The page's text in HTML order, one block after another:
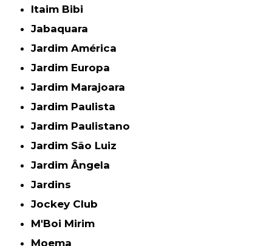
Itaim Bibi
Jabaquara
Jardim América
Jardim Europa
Jardim Marajoara
Jardim Paulista
Jardim Paulistano
Jardim São Luiz
Jardim Ângela
Jardins
Jockey Club
M'Boi Mirim
Moema